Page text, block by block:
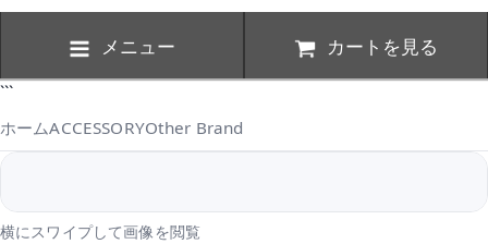
メニュー カートを見る
```
ホームACCESSORYOther Brand
横にスワイプして画像を閲覧